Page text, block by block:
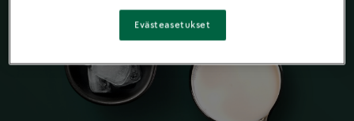
Evästeasetukset